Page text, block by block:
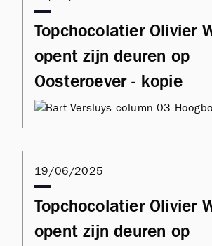
Topchocolatier Olivier
opent zijn deuren op
Oosteroever - kopie
19/06/2025
Topchocolatier Olivier
opent zijn deuren op